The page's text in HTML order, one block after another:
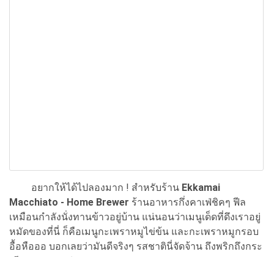
อยากให้ได้ไปลองมาก ! สำหรับร้าน Ekkamai
Macchiato - Home Brewer ร้านอาหารกึ่งคาเฟ่ชิคๆ ฟีล
เหมือนกำลังนั่งทานข้าวอยู่บ้าน แน่นอนว่าเมนูเด็ดที่ดึงเราอยู่
หมัดของที่นี่ ก็คือเมนูกะเพราหมูไข่ข้น และกะเพราหมูกรอบ
อื้อหือออ บอกเลยว่ามันดีจริงๆ รสชาตินี่จัดจ้าน ถึงพริกถึงกระ